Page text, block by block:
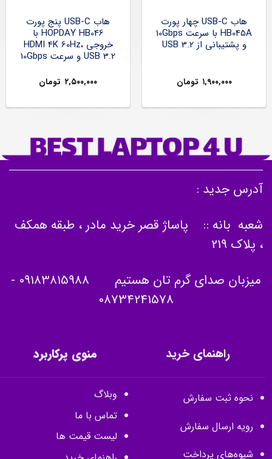
هاب USB-C چهار پورت
HB045A با سرعت 10Gbps
و پشتیبانی از USB 3.2
۱,۹۰۰,۰۰۰ تومان
هاب USB-C پنج پورت
HOPDAY HB046 با
خروجی HDMI 4K 60Hz،
USB 3.2 و سرعت 10Gbps
۲,۵۰۰,۰۰۰ تومان
آدرس جدید :
شعبه بانه :: پاساژ قصر خرید مادر ، طبقه همکف
، پلاک 219
میزبان صدای گرم تان هستیم 09183815988
-
08734241578
راهنمای خرید
نحوه ثبت سفارش
رویه ارسال سفارش
شیوه‌های پرداخت
منوی پرکاربرد
وبلاگ
تماس با ما
لیست قیمت ها